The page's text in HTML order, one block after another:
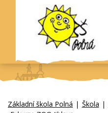
Základní škola Polná | Škola |